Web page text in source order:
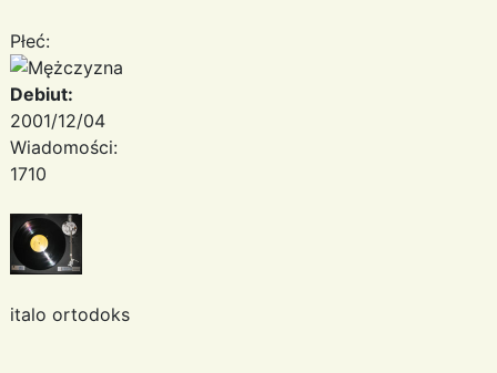
Płeć:
Debiut:
2001/12/04
Wiadomości:
1710
italo ortodoks